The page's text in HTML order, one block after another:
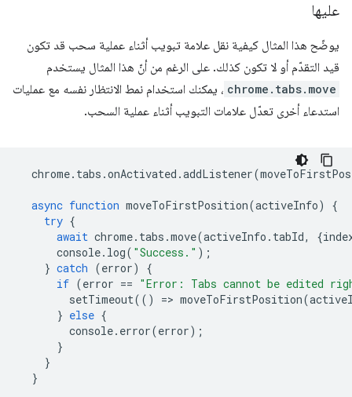
عليها
يوضّح هذا المثال كيفية نقل علامة تبويب أثناء عملية سحب قد تكون
قيد التقدّم أو لا تكون كذلك. على الرغم من أنّ هذا المثال يستخدم
chrome.tabs.move ، يمكنك استخدام نمط الانتظار نفسه مع عمليات
استدعاء أخرى تعدّل علامات التبويب أثناء عملية السحب.
chrome. tabs .onActivated .addListener(
async function moveToFirstPosition(activeInfo)
{
try {
await chrome. tabs .move(activeInfo . tabId, {
console. log( "Success." );
} catch (error)
{
if (error == "Error: Tabs cannot be edited
setTimeout(() => moveToFirstPosition(
} else {
console. error(error);
}
}
}